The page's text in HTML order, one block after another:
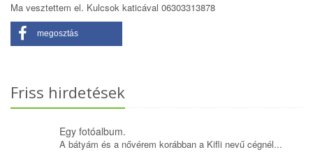
Ma vesztettem el. Kulcsok katicával 06303313878
megosztás
Friss hirdetések
Egy fotóalbum.
A bátyám és a nővérem korábban a Kifli nevű cégnél...